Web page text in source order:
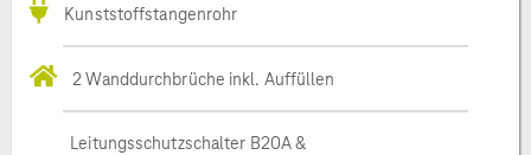
Kunststoffstangenrohr
2 Wanddurchbrüche inkl. Auffüllen
Leitungsschutzschalter B20A &